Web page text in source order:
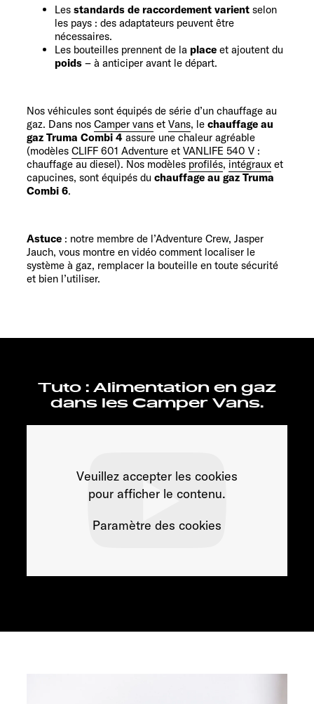
Les standards de raccordement varient selon
les pays : des adaptateurs peuvent être
nécessaires.
Les bouteilles prennent de la place et ajoutent du
poids – à anticiper avant le départ.
Nos véhicules sont équipés de série d’un chauffage au
gaz. Dans nos Camper vans et Vans, le chauffage au
gaz Truma Combi 4 assure une chaleur agréable
(modèles CLIFF 601 Adventure et VANLIFE 540 V :
chauffage au diesel). Nos modèles profilés, intégraux et
capucines, sont équipés du chauffage au gaz Truma
Combi 6.
Astuce : notre membre de l’Adventure Crew, Jasper
Jauch, vous montre en vidéo comment localiser le
système à gaz, remplacer la bouteille en toute sécurité
et bien l’utiliser.
Tuto : Alimentation en gaz
dans les Camper Vans.
Veuillez accepter les cookies
pour afficher le contenu.
Paramètre des cookies